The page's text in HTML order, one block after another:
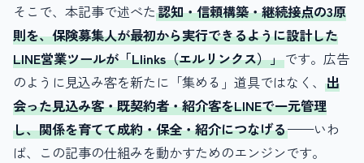
そこで、本記事で述べた認知・信頼構築・継続接点の3原
則を、保険募集人が最初から実行できるように設計した
LINE営業ツールが「Llinks（エルリンクス）」です。広告
のように見込み客を新たに「集める」道具ではなく、 出
会った見込み客・既契約者・紹介客をLINEで一元管理
し、関係を育てて成約・保全・紹介につなげる——いわ
ば、この記事の仕組みを動かすためのエンジンです。